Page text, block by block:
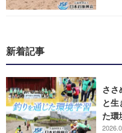
新着記事
ささ
と
た環